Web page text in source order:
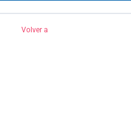
Volver a